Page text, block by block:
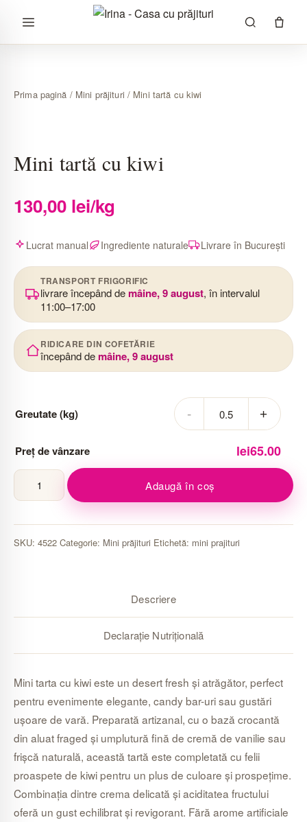
Prima pagină / Mini prăjituri / Mini tartă cu kiwi
Mini tartă cu kiwi
130,00 lei/kg
Lucrat manual Ingrediente naturale Livrare în București
TRANSPORT FRIGORIFIC
livrare începând demâine, 9 august, în intervalul
11:00–17:00
RIDICARE DIN COFETĂRIE
începând demâine, 9 august
Greutate (kg)
Preț de vânzare lei65.00
Cantitate
Mini
cu
kiwi
Adaugă în coș
SKU: 4522 Categorie: Mini prăjituri Etichetă: mini prajituri
Descriere
Declarație Nutrițională
Mini tarta cu kiwi este un desert fresh și atrăgător, perfect
pentru evenimente elegante, candy bar-uri sau gustări
ușoare de vară. Preparată artizanal, cu o bază crocantă
din aluat fraged și umplutură fină de cremă de vanilie sau
frișcă naturală, această tartă este completată cu felii
proaspete de kiwi pentru un plus de culoare și prospețime.
Combinația dintre crema delicată și aciditatea fructului
oferă un gust echilibrat și revigorant. Fără arome artificiale